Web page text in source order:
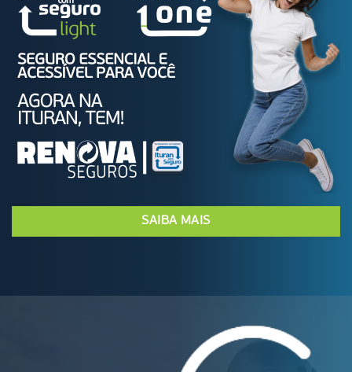
SAIBA MAIS